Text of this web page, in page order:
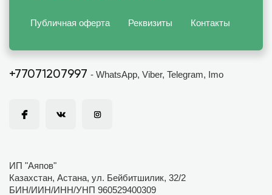
Публичная оферта Реквизиты Контакты
+77071207997 - WhatsApp, Viber, Telegram, Imo
ИП "Аяпов"
Казахстан, Астана, ул. Бейбитшилик, 32/2
БИН/ИИН/ИНН/УНП 960529400309